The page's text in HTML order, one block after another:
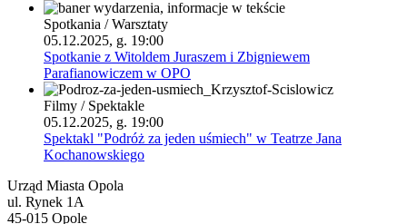
Spotkania / Warsztaty
05.12.2025, g. 19:00
Spotkanie z Witoldem Juraszem i Zbigniewem
Parafianowiczem w OPO
Filmy / Spektakle
05.12.2025, g. 19:00
Spektakl "Podróż za jeden uśmiech" w Teatrze Jana
Kochanowskiego
Urząd Miasta Opola
ul. Rynek 1A
45-015 Opole